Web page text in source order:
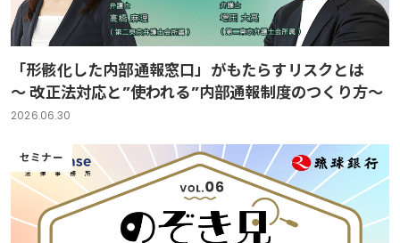
「形骸化した内部通報窓口」がもたらすリスクとは
～ 改正法対応と”使われる”内部通報制度のつくり方～
2026.06.30
セミナー